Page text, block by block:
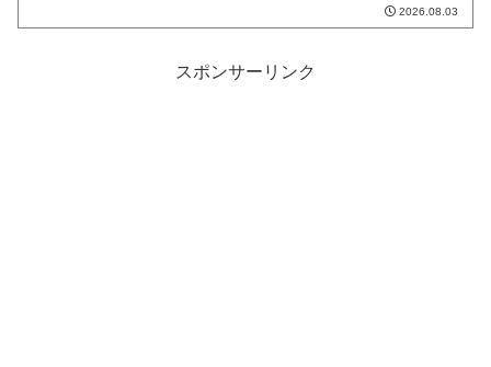
2026.08.03
スポンサーリンク